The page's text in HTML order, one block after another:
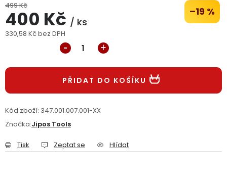
Doprava a platba Kontakt
PODPORA
Reklamační formulář Odstoupení ve lhůtě 14 dní
Obchodní podmínky
499 Kč –19 %
400 Kč / ks
330,58 Kč bez DPH
PŘIDAT DO KOŠÍKU
Kód zboží: 347.001.007.001-XX
Značka:Jipos Tools
Tisk Zeptat se Hlídat